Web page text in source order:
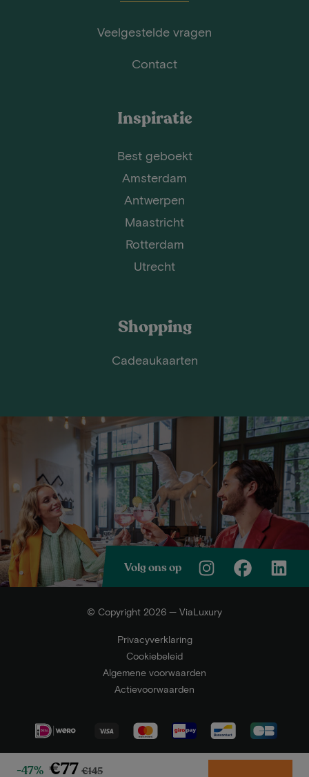
-47% €77 €145
Veelgestelde vragen
Contact
Inspiratie
Best geboekt
Amsterdam
Antwerpen
Maastricht
Rotterdam
Utrecht
Shopping
Cadeaukaarten
Volg ons op
© Copyright 2026 — ViaLuxury
Privacyverklaring
Cookiebeleid
Algemene voorwaarden
Actievoorwaarden